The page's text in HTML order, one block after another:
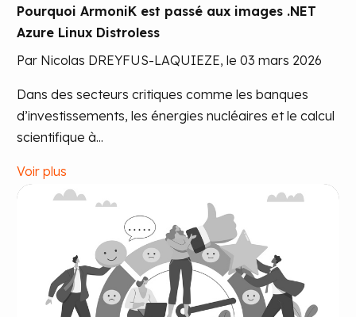
Pourquoi ArmoniK est passé aux images .NET
Azure Linux Distroless
Par Nicolas DREYFUS-LAQUIEZE, le 03 mars 2026
Dans des secteurs critiques comme les banques
d’investissements, les énergies nucléaires et le calcul
scientifique à...
Voir plus